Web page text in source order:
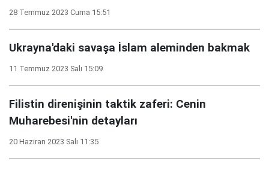
28 Temmuz 2023 Cuma 15:51
Ukrayna'daki savaşa İslam aleminden bakmak
11 Temmuz 2023 Salı 15:09
Filistin direnişinin taktik zaferi: Cenin
Muharebesi'nin detayları
20 Haziran 2023 Salı 11:35